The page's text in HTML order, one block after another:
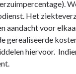
Het
aandacht voor
hiervoor.